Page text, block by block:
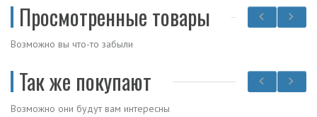
Просмотренные товары
Возможно вы что-то забыли
Так же покупают
Возможно они будут вам интересны